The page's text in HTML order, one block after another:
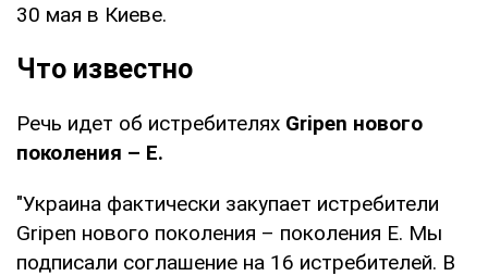
30 мая в Киеве.
Что известно
Речь идет об истребителях Gripen нового
поколения – Е.
"Украина фактически закупает истребители
Gripen нового поколения – поколения E. Мы
подписали соглашение на 16 истребителей. В